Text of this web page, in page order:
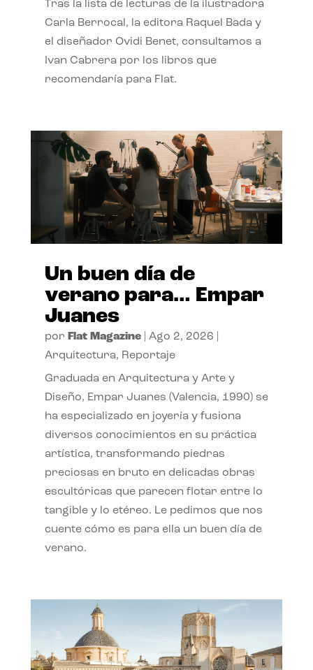
Tras la lista de lecturas de la ilustradora
Carla Berrocal, la editora Raquel Bada y
el diseñador Ovidi Benet, consultamos a
Ivan Cabrera por los libros que
recomendaría para Flat.
Un buen día de
verano para… Empar
Juanes
por Flat Magazine| Ago 2, 2026
Arquitectura, Reportaje
Graduada en Arquitectura y Arte y
Diseño, Empar Juanes (Valencia, 1990) se
ha especializado en joyería y fusiona
diversos conocimientos en su práctica
artística, transformando piedras
preciosas en bruto en delicadas obras
escultóricas que parecen flotar entre lo
tangible y lo etéreo. Le pedimos que nos
cuente cómo es para ella un buen día de
verano.